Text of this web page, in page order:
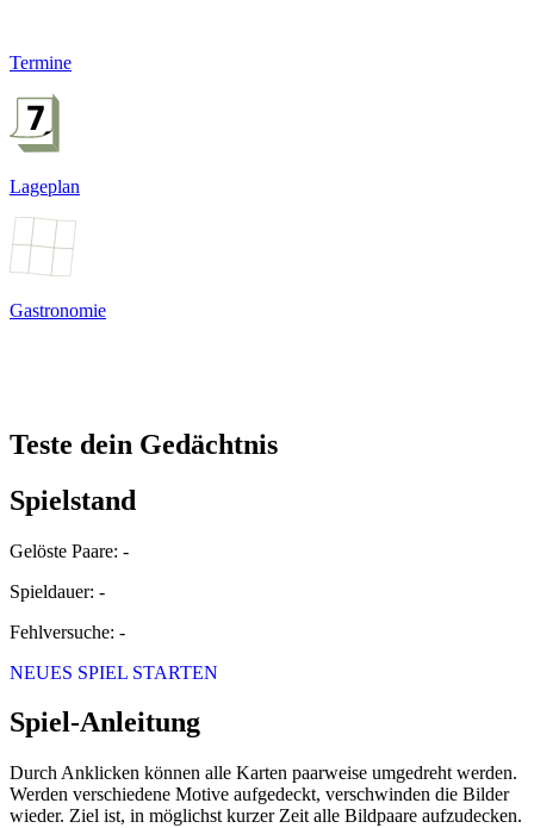
Termine
Lageplan
Gastronomie
Teste dein Gedächtnis
Spielstand
Gelöste Paare: -
Spieldauer: -
Fehlversuche: -
NEUES SPIEL STARTEN
Spiel-Anleitung
Durch Anklicken können alle Karten paarweise umgedreht werden.
Werden verschiedene Motive aufgedeckt, verschwinden die Bilder
wieder. Ziel ist, in möglichst kurzer Zeit alle Bildpaare aufzudecken.